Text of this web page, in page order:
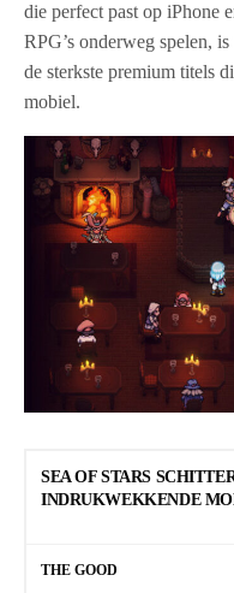
die perfect past op iPhone
RPG’s onderweg spelen,
de sterkste premium titels
mobiel.
SEA OF STARS
INDRUKWEKKENDE
THE GOOD